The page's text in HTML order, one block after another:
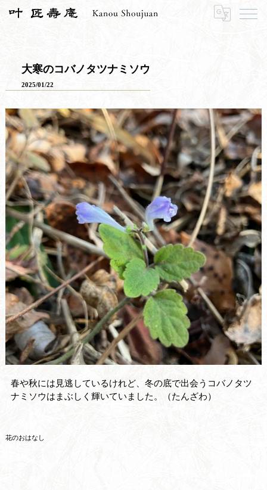
HOME 寿長生の郷 大寒のコバノタツナミソウ
大寒のコバノタツナミソウ
2025/01/22
春や秋には見逃しているけれど、冬の底で出会うコバノタツ
ナミソウはまぶしく輝いていました。（たんざわ）
花のおはなし